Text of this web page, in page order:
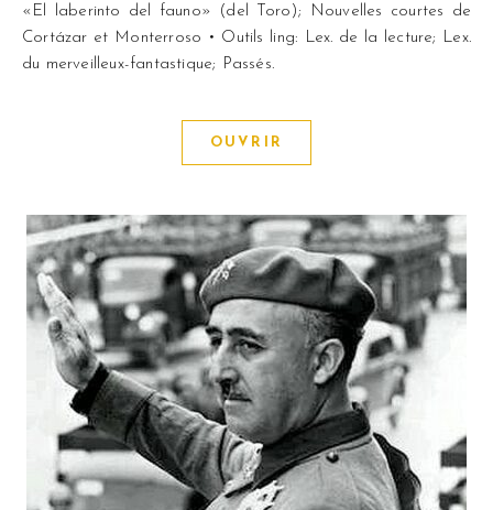
«El laberinto del fauno» (del Toro); Nouvelles courtes de
Cortázar et Monterroso • Outils ling: Lex. de la lecture; Lex.
du merveilleux-fantastique; Passés.
OUVRIR